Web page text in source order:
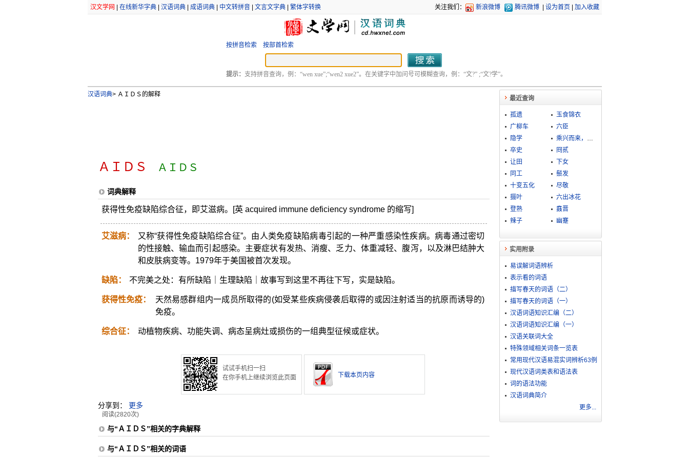
汉文学网 在线新华字典| 汉语词典| 成语词典| 中文转拼音| 文言文字典| 繁体字转换 关注我们： 新浪微博 腾讯微博 设为首页 加入收藏
按拼音检索 按部首检索
提示： 支持拼音查询，例：“wen xue”;“wen2 xue2”。在关键字中加问号可模糊查询，例：“文?” ;“文?学”。
汉语词典>ＡＩＤＳ的解释
ＡＩＤＳ ＡＩＤＳ
词典解释
获得性免疫缺陷综合征，即艾滋病。[英 acquired immune deficiency syndrome 的缩写]
艾滋病：
又称“获得性免疫缺陷综合征”。由人类免疫缺陷病毒引起的一种严重感染性疾病。病毒通过密切
的性接触、输血而引起感染。主要症状有发热、消瘦、乏力、体重减轻、腹泻，以及淋巴结肿大
和皮肤病变等。1979年于美国被首次发现。
缺陷： 不完美之处：有所缺陷｜生理缺陷｜故事写到这里不再往下写，实是缺陷。
获得性免疫：
天然易感群组内一成员所取得的(如受某些疾病侵袭后取得的或因注射适当的抗原而诱导的)
免疫。
综合征： 动植物疾病、功能失调、病态呈病灶或损伤的一组典型征候或症状。
试试手机扫一扫
在你手机上继续浏览此页面
下载本页内容
分享到： 更多
阅读(2820次)
与“ＡＩＤＳ”相关的字典解释
与“ＡＩＤＳ”相关的词语
最近查询
孤遗
玉食锦衣
广柳车
六臣
隐学
乘兴而来，败兴而归
卒史
冏贰
让田
下女
同工
鬃发
十变五化
尽敬
摄叶
六出冰花
登熟
鼖晋
辣子
幽蹇
实用附录
易误解词语辨析
表示看的词语
描写春天的词语（二）
描写春天的词语（一）
汉语词语知识汇编（二）
汉语词语知识汇编（一）
汉语关联词大全
特殊领域相关词条一览表
常用现代汉语易混实词辨析63例
现代汉语词类表和语法表
词的语法功能
汉语词典简介
更多...